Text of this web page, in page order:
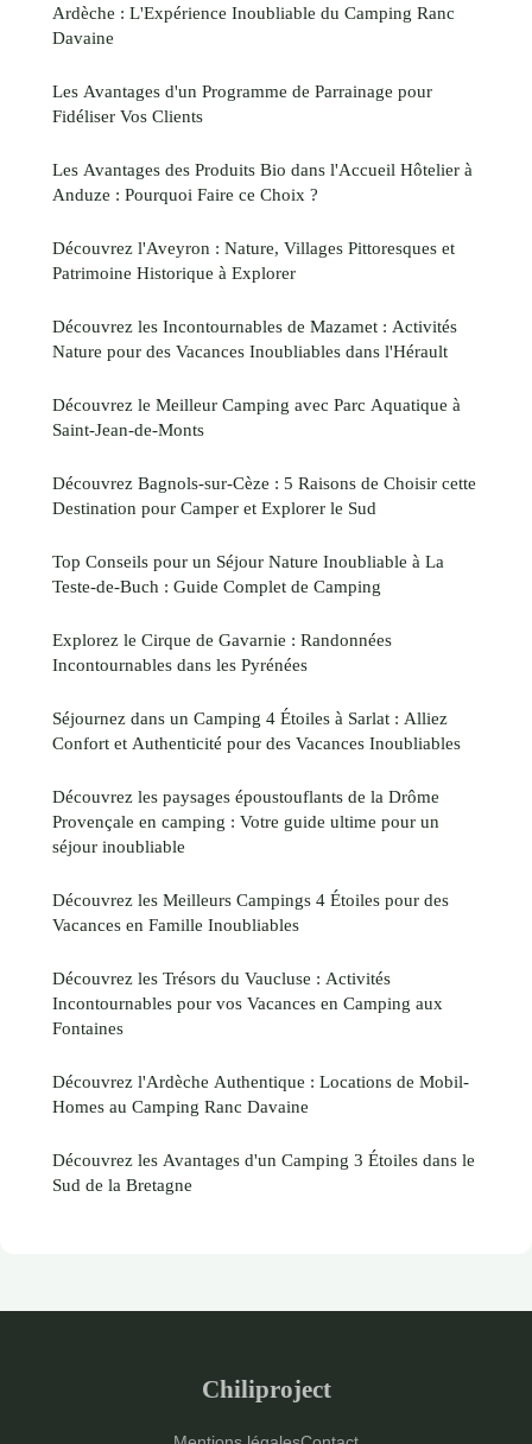
Ardèche : L'Expérience Inoubliable du Camping Ranc
Davaine
Les Avantages d'un Programme de Parrainage pour
Fidéliser Vos Clients
Les Avantages des Produits Bio dans l'Accueil Hôtelier à
Anduze : Pourquoi Faire ce Choix ?
Découvrez l'Aveyron : Nature, Villages Pittoresques et
Patrimoine Historique à Explorer
Découvrez les Incontournables de Mazamet : Activités
Nature pour des Vacances Inoubliables dans l'Hérault
Découvrez le Meilleur Camping avec Parc Aquatique à
Saint-Jean-de-Monts
Découvrez Bagnols-sur-Cèze : 5 Raisons de Choisir cette
Destination pour Camper et Explorer le Sud
Top Conseils pour un Séjour Nature Inoubliable à La
Teste-de-Buch : Guide Complet de Camping
Explorez le Cirque de Gavarnie : Randonnées
Incontournables dans les Pyrénées
Séjournez dans un Camping 4 Étoiles à Sarlat : Alliez
Confort et Authenticité pour des Vacances Inoubliables
Découvrez les paysages époustouflants de la Drôme
Provençale en camping : Votre guide ultime pour un
séjour inoubliable
Découvrez les Meilleurs Campings 4 Étoiles pour des
Vacances en Famille Inoubliables
Découvrez les Trésors du Vaucluse : Activités
Incontournables pour vos Vacances en Camping aux
Fontaines
Découvrez l'Ardèche Authentique : Locations de Mobil-
Homes au Camping Ranc Davaine
Découvrez les Avantages d'un Camping 3 Étoiles dans le
Sud de la Bretagne
Chiliproject